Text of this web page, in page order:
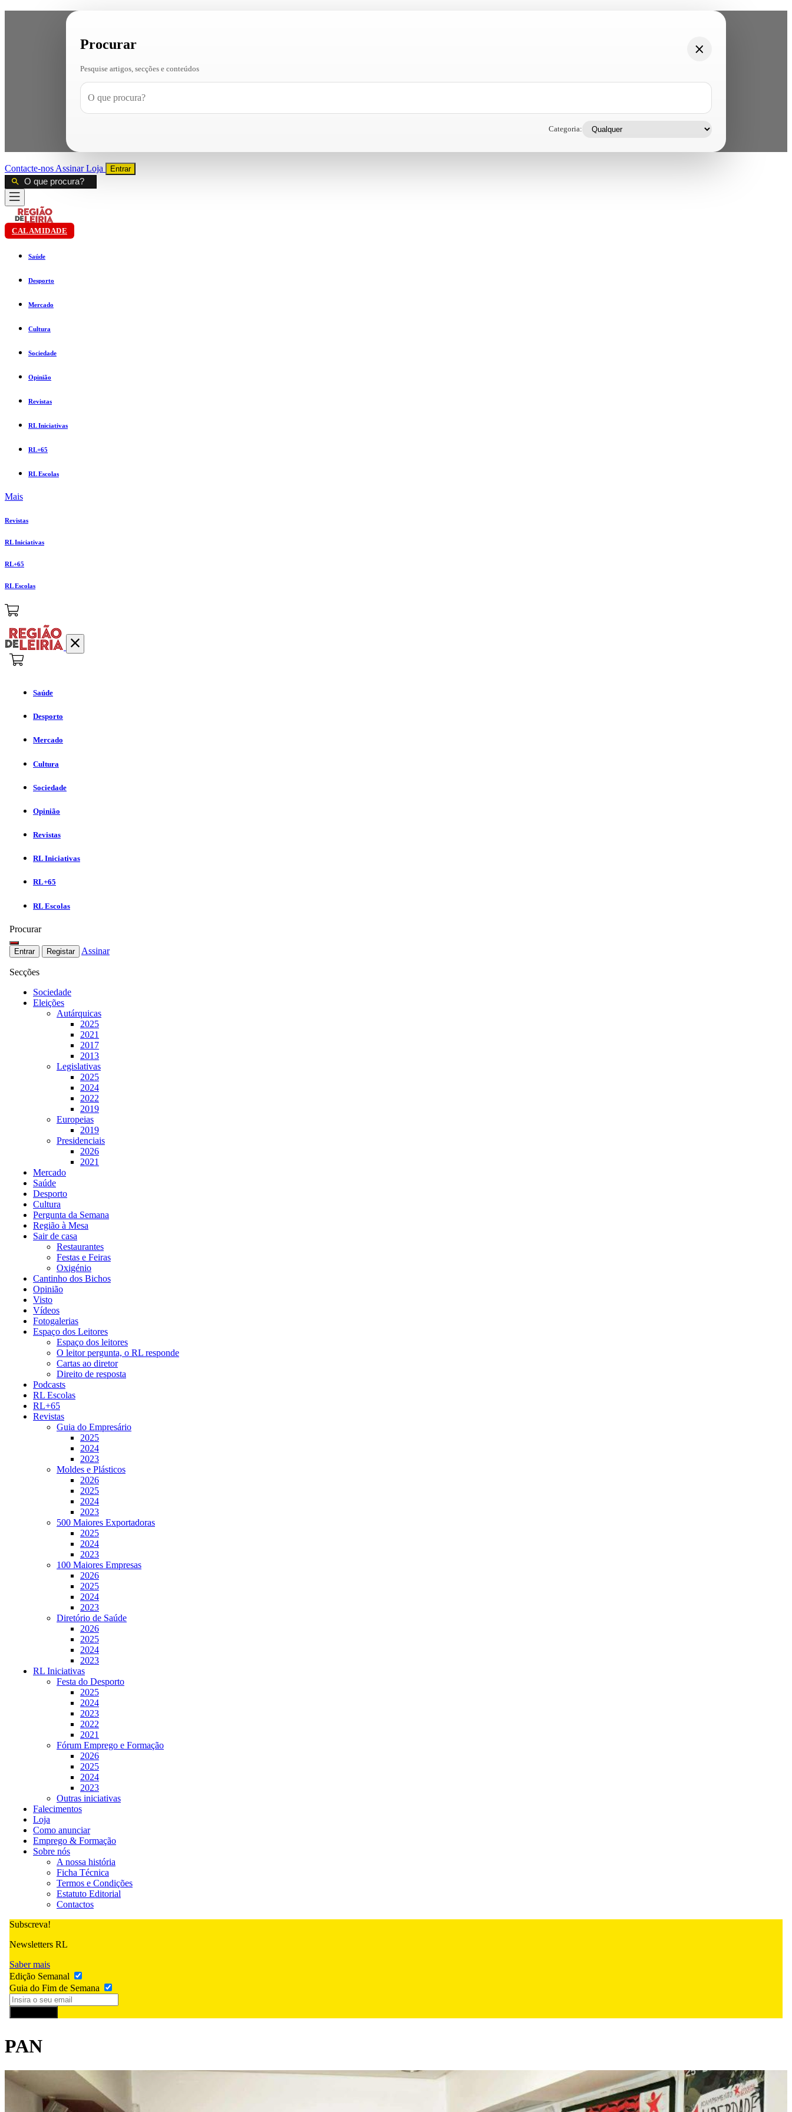
Procurar
Pesquise artigos, secções e conteúdos
Categoria:
Contacte-nos AssinarLoja Entrar
CALAMIDADE
Saúde
Desporto
Mercado
Cultura
Sociedade
Opinião
Revistas
RL Iniciativas
RL+65
RL Escolas
Mais
Revistas
RL Iniciativas
RL+65
RL Escolas
Saúde
Desporto
Mercado
Cultura
Sociedade
Opinião
Revistas
RL Iniciativas
RL+65
RL Escolas
Procurar
Entrar Registar Assinar
Secções
Sociedade
Eleições
Autárquicas
2025
2021
2017
2013
Legislativas
2025
2024
2022
2019
Europeias
2019
Presidenciais
2026
2021
Mercado
Saúde
Desporto
Cultura
Pergunta da Semana
Região à Mesa
Sair de casa
Restaurantes
Festas e Feiras
Oxigénio
Cantinho dos Bichos
Opinião
Visto
Vídeos
Fotogalerias
Espaço dos Leitores
Espaço dos leitores
O leitor pergunta, o RL responde
Cartas ao diretor
Direito de resposta
Podcasts
RL Escolas
RL+65
Revistas
Guia do Empresário
2025
2024
2023
Moldes e Plásticos
2026
2025
2024
2023
500 Maiores Exportadoras
2025
2024
2023
100 Maiores Empresas
2026
2025
2024
2023
Diretório de Saúde
2026
2025
2024
2023
RL Iniciativas
Festa do Desporto
2025
2024
2023
2022
2021
Fórum Emprego e Formação
2026
2025
2024
2023
Outras iniciativas
Falecimentos
Loja
Como anunciar
Emprego & Formação
Sobre nós
A nossa história
Ficha Técnica
Termos e Condições
Estatuto Editorial
Contactos
Subscreva!
Newsletters RL
Saber mais
Edição Semanal
Guia do Fim de Semana
PAN